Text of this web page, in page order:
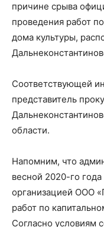
причине срыва
проведения работ
дома культуры,
Соответствующей
представитель
области.
Напомним, что
весной 2020-го
организацией ООО
работ по
Согласно условиям